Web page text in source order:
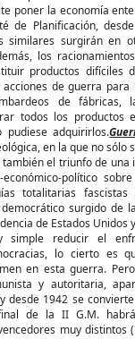
poner la economía
de Planificación,
similares surgirán en
los
productos difíciles
de guerra
de fábricas,
todos los productos
adquirirlos.
en la que no sólo
el triunfo de una
político
totalitarias
surgido de
de Estados Unidos
simple reducir el
lo cierto es
en esta guerra.
y autoritaria,
desde 1942 se
de la II G.M.
muy distintos